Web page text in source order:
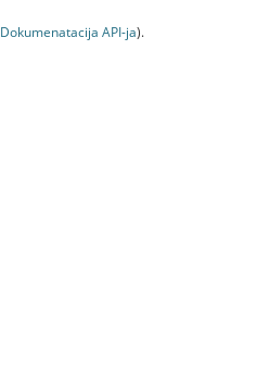
Dokumenаtаcijа API-jа).